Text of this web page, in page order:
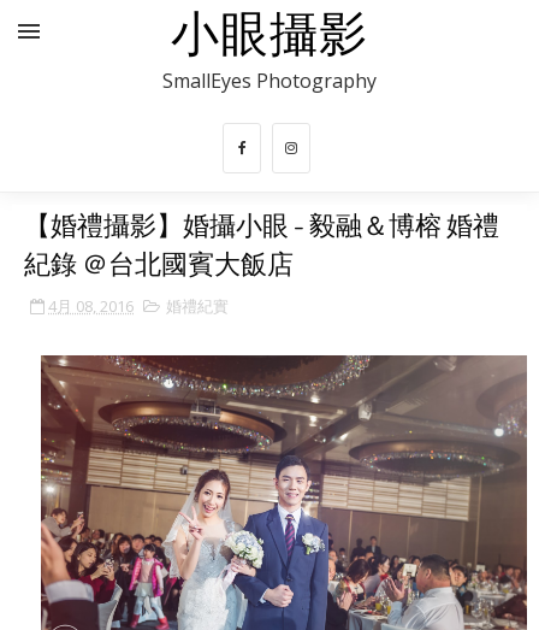
小眼攝影
SmallEyes Photography
【婚禮攝影】婚攝小眼 - 毅融＆博榕 婚禮
紀錄 ＠台北國賓大飯店
4月 08, 2016 婚禮紀實